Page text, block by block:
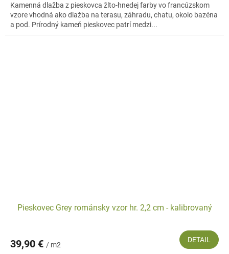
Kamenná dlažba z pieskovca žlto-hnedej farby vo francúzskom
vzore vhodná ako dlažba na terasu, záhradu, chatu, okolo bazéna
a pod. Prírodný kameň pieskovec patrí medzi...
Pieskovec Grey románsky vzor hr. 2,2 cm - kalibrovaný
39,90 € / m2
DETAIL